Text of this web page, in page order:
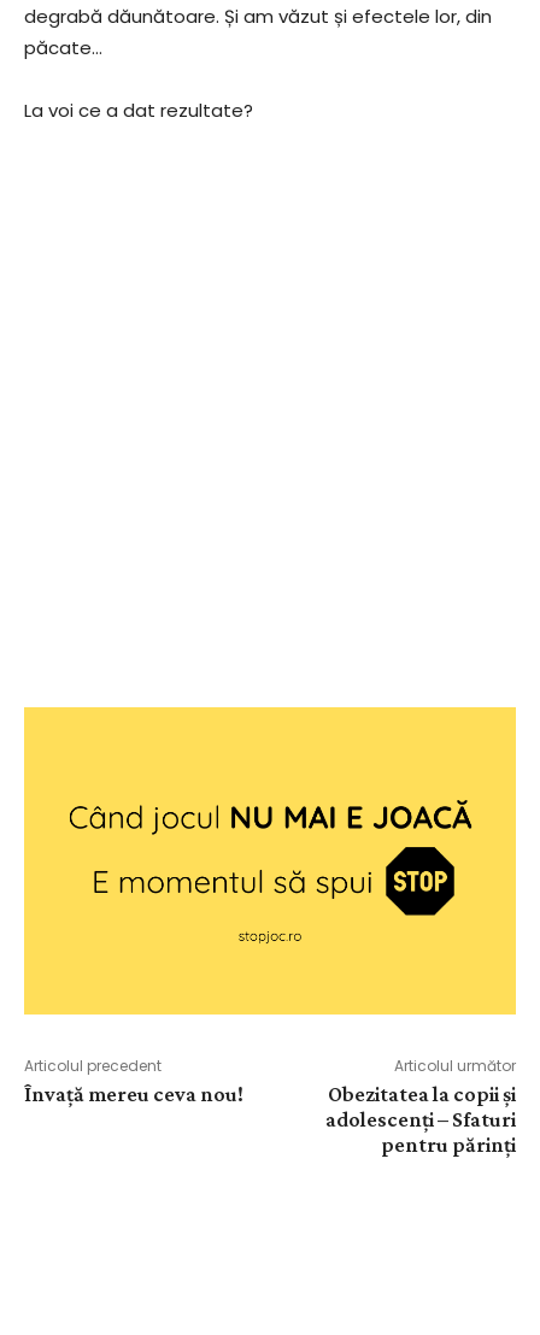
degrabă dăunătoare. Și am văzut și efectele lor, din
păcate…
La voi ce a dat rezultate?
Articolul precedent
Învață mereu ceva nou!
Articolul următor
Obezitatea la copii și
adolescenți – Sfaturi
pentru părinți